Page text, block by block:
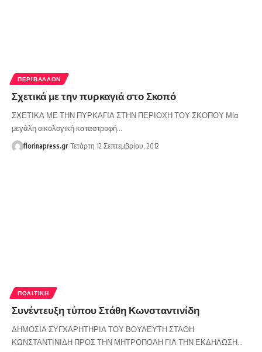
ΠΕΡΙΒΆΛΛΟΝ
Σχετικά με την πυρκαγιά στο Σκοπό
ΣΧΕΤΙΚΑ ΜΕ ΤΗΝ ΠΥΡΚΑΓΙΑ ΣΤΗΝ ΠΕΡΙΟΧΗ ΤΟΥ ΣΚΟΠΟΥ Μία
μεγάλη οικολογική καταστροφή…
florinapress.gr Τετάρτη 12 Σεπτεμβρίου, 2012
ΠΟΛΙΤΙΚΉ
Συνέντευξη τύπου Στάθη Κωνσταντινίδη
ΔΗΜΟΣΙΑ ΣΥΓΧΑΡΗΤΗΡΙΑ ΤΟΥ ΒΟΥΛΕΥΤΗ ΣΤΑΘΗ
ΚΩΝΣΤΑΝΤΙΝΙΔΗ ΠΡΟΣ ΤΗΝ ΜΗΤΡΟΠΟΛΗ ΓΙΑ ΤΗΝ ΕΚΔΗΛΩΣΗ…